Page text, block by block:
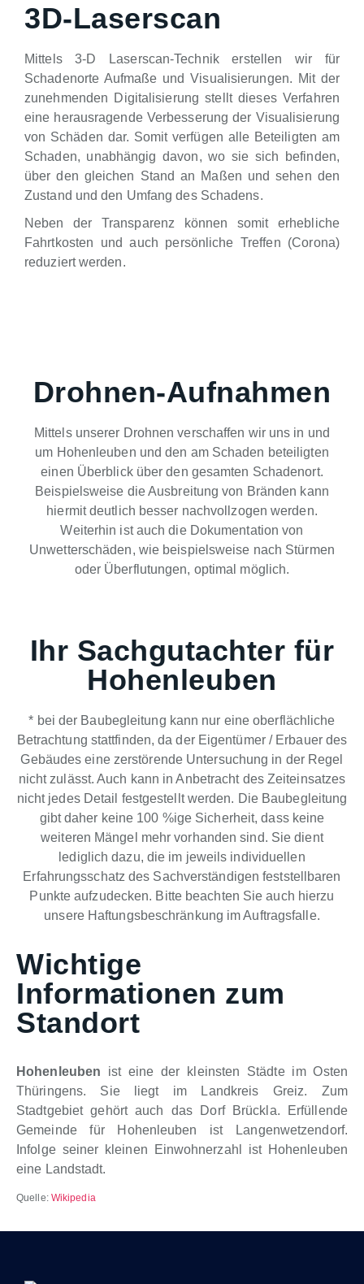
3D-Laserscan
Mittels 3-D Laserscan-Technik erstellen wir für
Schadenorte Aufmaße und Visualisierungen. Mit der
zunehmenden Digitalisierung stellt dieses Verfahren
eine herausragende Verbesserung der Visualisierung
von Schäden dar. Somit verfügen alle Beteiligten am
Schaden, unabhängig davon, wo sie sich befinden,
über den gleichen Stand an Maßen und sehen den
Zustand und den Umfang des Schadens.
Neben der Transparenz können somit erhebliche
Fahrtkosten und auch persönliche Treffen (Corona)
reduziert werden.
Drohnen-Aufnahmen
Mittels unserer Drohnen verschaffen wir uns in und
um Hohenleuben und den am Schaden beteiligten
einen Überblick über den gesamten Schadenort.
Beispielsweise die Ausbreitung von Bränden kann
hiermit deutlich besser nachvollzogen werden.
Weiterhin ist auch die Dokumentation von
Unwetterschäden, wie beispielsweise nach Stürmen
oder Überflutungen, optimal möglich.
Ihr Sachgutachter für
Hohenleuben
* bei der Baubegleitung kann nur eine oberflächliche
Betrachtung stattfinden, da der Eigentümer / Erbauer des
Gebäudes eine zerstörende Untersuchung in der Regel
nicht zulässt. Auch kann in Anbetracht des Zeiteinsatzes
nicht jedes Detail festgestellt werden. Die Baubegleitung
gibt daher keine 100 %ige Sicherheit, dass keine
weiteren Mängel mehr vorhanden sind. Sie dient
lediglich dazu, die im jeweils individuellen
Erfahrungsschatz des Sachverständigen feststellbaren
Punkte aufzudecken. Bitte beachten Sie auch hierzu
unsere Haftungsbeschränkung im Auftragsfalle.
Wichtige
Informationen zum
Standort
Hohenleuben ist eine der kleinsten Städte im Osten
Thüringens. Sie liegt im Landkreis Greiz. Zum
Stadtgebiet gehört auch das Dorf Brückla. Erfüllende
Gemeinde für Hohenleuben ist Langenwetzendorf.
Infolge seiner kleinen Einwohnerzahl ist Hohenleuben
eine Landstadt.
Quelle: Wikipedia